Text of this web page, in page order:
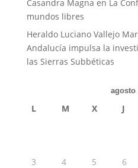
Casandra Magna en La
mundos libres
Heraldo Luciano Vallejo
Andalucía impulsa la
las Sierras Subbéticas
agosto
L M X J
3 4 5 6